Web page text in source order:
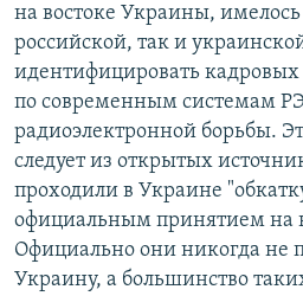
на востоке Украины,
российской, так и
идентифицировать
по современным системам
радиоэлектронной борьбы.
следует из открытых
проходили в Украине
официальным принятием на
Официально они никогда не
Украину, а большинство